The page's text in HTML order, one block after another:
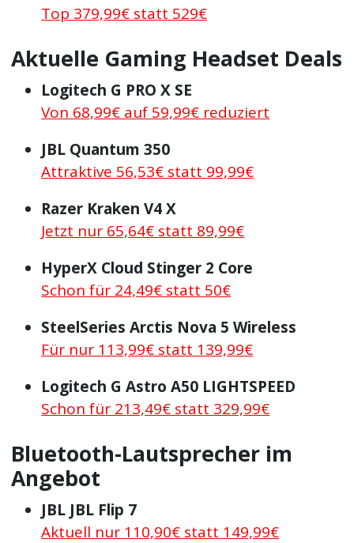
Top 379,99€ statt 529€
Aktuelle Gaming Headset Deals
Logitech G PRO X SE
Von 68,99€ auf 59,99€ reduziert
JBL Quantum 350
Attraktive 56,53€ statt 99,99€
Razer Kraken V4 X
Jetzt nur 65,64€ statt 89,99€
HyperX Cloud Stinger 2 Core
Schon für 24,49€ statt 50€
SteelSeries Arctis Nova 5 Wireless
Für nur 113,99€ statt 139,99€
Logitech G Astro A50 LIGHTSPEED
Schon für 213,49€ statt 329,99€
Bluetooth-Lautsprecher im
Angebot
JBL JBL Flip 7
Aktuell nur 110,90€ statt 149,99€